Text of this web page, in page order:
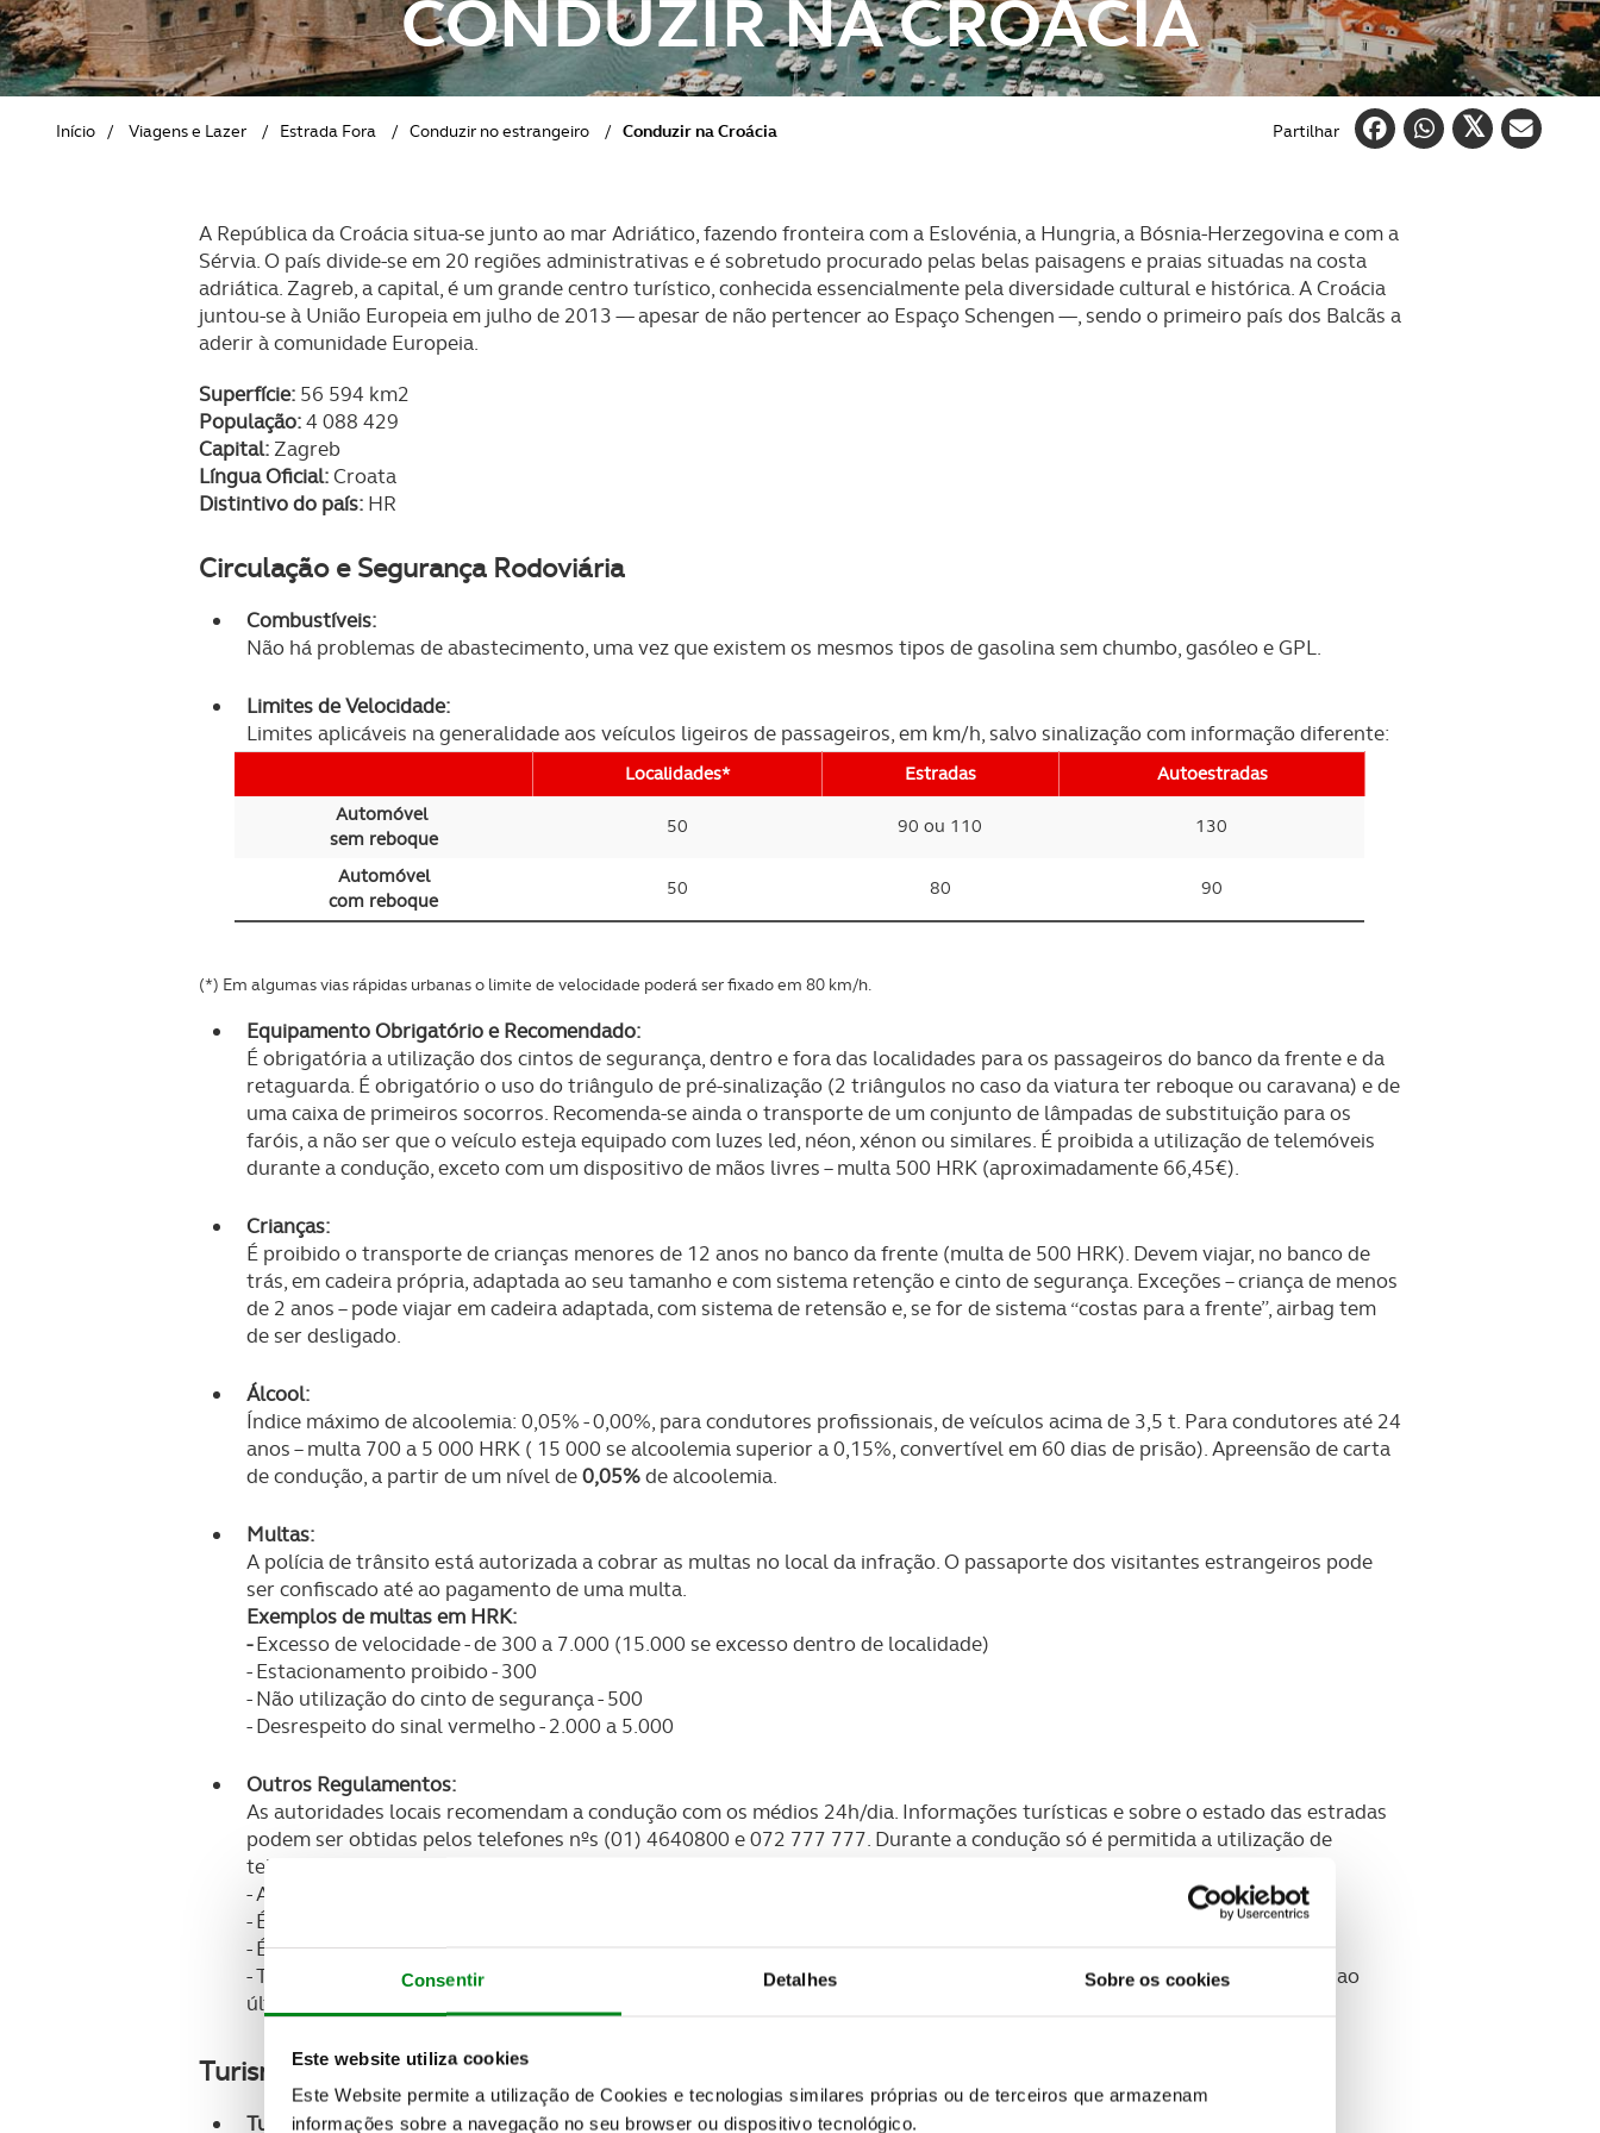
Consentir Detalhes Sobre os cookies
Este website utiliza cookies
Este Website permite a utilização de Cookies e tecnologias similares próprias ou de terceiros que armazenam
informações sobre a navegação no seu browser ou dispositivo tecnológico.
REVISTA ACP
CLÁSSICOS
GOLFE
PETS
SOBRE O ACP SEGUROS CONDUZIR NA CROÁCIA
Início / Viagens e Lazer / Estrada Fora / Conduzir no estrangeiro / Conduzir na Croácia Partilhar
A República da Croácia situa-se junto ao mar Adriático, fazendo fronteira com a Eslovénia, a Hungria, a Bósnia-Herzegovina e com a
Sérvia. O país divide-se em 20 regiões administrativas e é sobretudo procurado pelas belas paisagens e praias situadas na costa
adriática. Zagreb, a capital, é um grande centro turístico, conhecida essencialmente pela diversidade cultural e histórica. A Croácia
juntou-se à União Europeia em julho de 2013 — apesar de não pertencer ao Espaço Schengen —, sendo o primeiro país dos Balcãs a
aderir à comunidade Europeia.
Superfície: 56 594 km2
População:4 088 429
Capital:Zagreb
Língua Oficial:Croata
Distintivo do país: HR
Circulação e Segurança Rodoviária
Combustíveis:
Não há problemas de abastecimento, uma vez que existem os mesmos tipos de gasolina sem chumbo, gasóleo e GPL.
Limites de Velocidade:
Limites aplicáveis na generalidade aos veículos ligeiros de passageiros, em km/h, salvo sinalização com informação diferente:
Localidades* Estradas
Autoestradas
Automóvel
sem reboque
50 90 ou 110 130
Automóvel
com reboque
50 80 90
(*) Em algumas vias rápidas urbanas o limite de velocidade poderá ser fixado em 80 km/h.
Equipamento Obrigatório e Recomendado:
É obrigatória a utilização dos cintos de segurança, dentro e fora das localidades para os passageiros do banco da frente e da
retaguarda. É obrigatório o uso do triângulo de pré-sinalização (2 triângulos no caso da viatura ter reboque ou caravana) e de
uma caixa de primeiros socorros. Recomenda-se ainda o transporte de um conjunto de lâmpadas de substituição para os
faróis, a não ser que o veículo esteja equipado com luzes led, néon, xénon ou similares. É proibida a utilização de telemóveis
durante a condução, exceto com um dispositivo de mãos livres – multa 500 HRK (aproximadamente 66,45€).
Crianças:
É proibido o transporte de crianças menores de 12 anos no banco da frente (multa de 500 HRK). Devem viajar, no banco de
trás, em cadeira própria, adaptada ao seu tamanho e com sistema retenção e cinto de segurança. Exceções – criança de menos
de 2 anos – pode viajar em cadeira adaptada, com sistema de retensão e, se for de sistema “costas para a frente”, airbag tem
de ser desligado.
Álcool:
Índice máximo de alcoolemia: 0,05% - 0,00%, para condutores profissionais, de veículos acima de 3,5 t. Para condutores até 24
anos – multa 700 a 5 000 HRK ( 15 000 se alcoolemia superior a 0,15%, convertível em 60 dias de prisão). Apreensão de carta
de condução, a partir de um nível de0,05%de alcoolemia.
Multas:
A polícia de trânsito está autorizada a cobrar as multas no local da infração. O passaporte dos visitantes estrangeiros pode
ser confiscado até ao pagamento de uma multa.
Exemplos de multas em HRK:
-Excesso de velocidade - de 300 a 7.000 (15.000 se excesso dentro de localidade)
- Estacionamento proibido - 300
- Não utilização do cinto de segurança - 500
- Desrespeito do sinal vermelho - 2.000 a 5.000
Outros Regulamentos:
As autoridades locais recomendam a condução com os médios 24h/dia. Informações turísticas e sobre o estado das estradas
podem ser obtidas pelos telefones nºs (01) 4640800 e 072 777 777. Durante a condução só é permitida a utilização de
telefones móveis com sistemas de mãos-livres.
- As autoestradas estão sujeitas a portagem.
- É também obrigatório o uso do colete refletor.
- É proibido fumar em edifícios públicos, incluindo bares e restaurante.
- Todos os veículos em marcha têm de ter os médios ligados, quer de dia, quer de noite, do último domingo de Outubro ao
último domingo de Março, ou em condições de má visibilidade. A multa, em caso de contravenção, é de 300 HKR.
Turismo
Turismo Rural: